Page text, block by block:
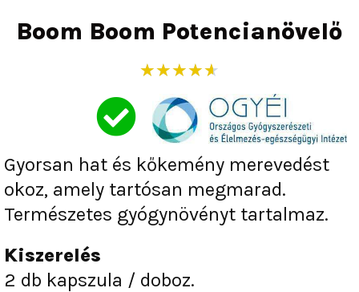
Boom Boom Potencianövelő
★★★★★
4.6
out
of
5
Gyorsan hat és kőkemény merevedést
okoz, amely tartósan megmarad.
Természetes gyógynövényt tartalmaz.
Kiszerelés
2 db kapszula / doboz.